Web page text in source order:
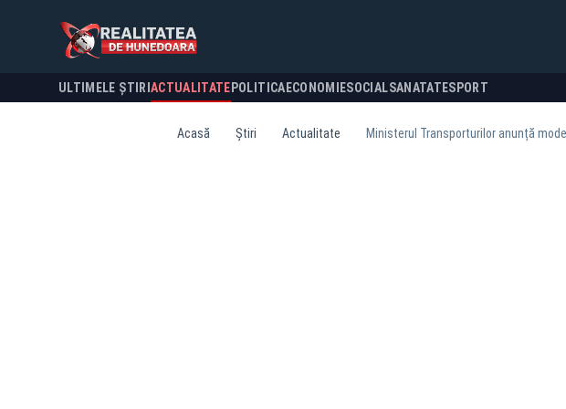
ULTIMELE ȘTIRI ACTUALITATE POLITICA ECONOMIESOCIALSANATATESPORT
Acasă Știri Actualitate Ministerul Transporturilor anunță